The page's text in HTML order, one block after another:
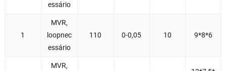
essário
1
MVR,
loopnec
essário
110 0-0,05 10 9*8*6
MVR,